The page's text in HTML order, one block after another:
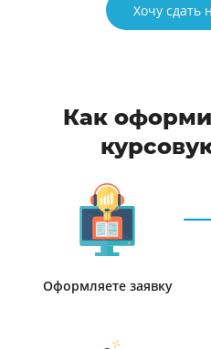
Хочу сдать
Как
Оформляете заявку